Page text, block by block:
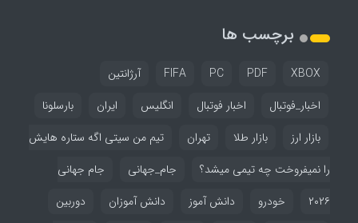
برچسب ها
FIFA PC PDF XBOX
آرژانتین
اخبار_فوتبال
اخبار فوتبال انگلیس ایران
بارسلونا
بازار ارز
بازار طلا تهران
تیم من سیتی اگه ستاره هایش
را نمیفروخت چه تیمی میشد؟
جام_جهانی
جام جهانی
۲۰۲۶
خودرو دانش آموز دانش آموزان
دوربین